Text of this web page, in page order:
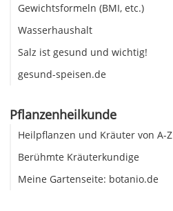
Gewichtsformeln (BMI, etc.)
Wasserhaushalt
Salz ist gesund und wichtig!
gesund-speisen.de
Pflanzenheilkunde
Heilpflanzen und Kräuter von A-Z
Berühmte Kräuterkundige
Meine Gartenseite: botanio.de